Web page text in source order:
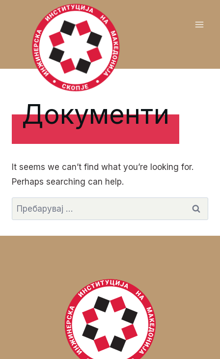
Документи
It seems we can’t find what you’re looking for.
Perhaps searching can help.
Пребарувај
за: